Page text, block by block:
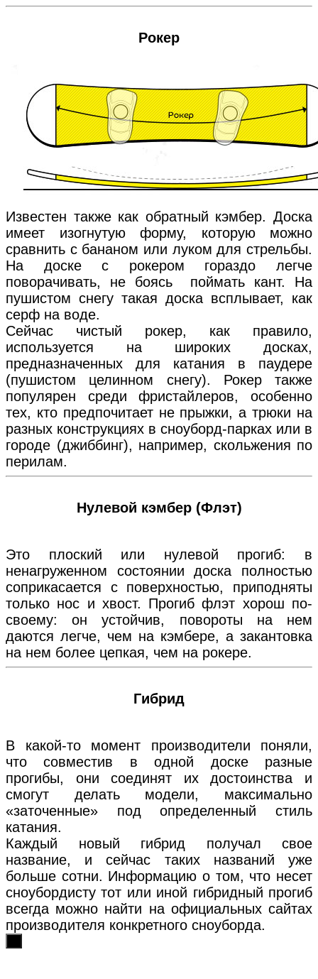
Рокер
Известен также как обратный кэмбер. Доска
имеет изогнутую форму, которую можно
сравнить с бананом или луком для стрельбы.
На доске с рокером гораздо легче
поворачивать, не боясь поймать кант. На
пушистом снегу такая доска всплывает, как
серф на воде.
Сейчас чистый рокер, как правило,
используется на широких досках,
предназначенных для катания в паудере
(пушистом целинном снегу). Рокер также
популярен среди фристайлеров, особенно
тех, кто предпочитает не прыжки, а трюки на
разных конструкциях в сноуборд-парках или в
городе (джиббинг), например, скольжения по
перилам.
Нулевой кэмбер (Флэт)
Это плоский или нулевой прогиб: в
ненагруженном состоянии доска полностью
соприкасается с поверхностью, приподняты
только нос и хвост. Прогиб флэт хорош по-
своему: он устойчив, повороты на нем
даются легче, чем на кэмбере, а закантовка
на нем более цепкая, чем на рокере.
Гибрид
В какой-то момент производители поняли,
что совместив в одной доске разные
прогибы, они соединят их достоинства и
смогут делать модели, максимально
«заточенные» под определенный стиль
катания.
Каждый новый гибрид получал свое
название, и сейчас таких названий уже
больше сотни. Информацию о том, что несет
сноубордисту тот или иной гибридный прогиб
всегда можно найти на официальных сайтах
производителя конкретного сноуборда.